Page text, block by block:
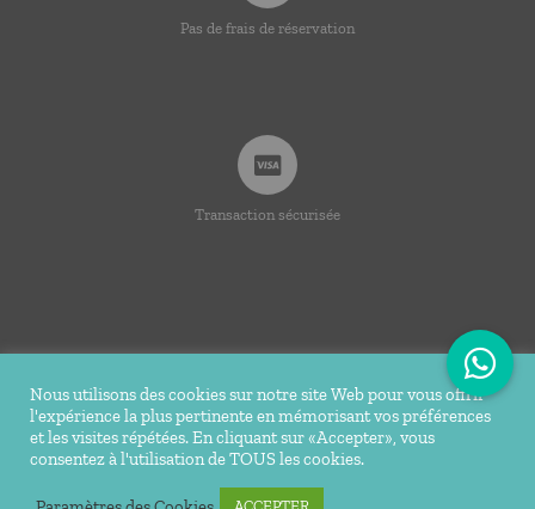
Pas de frais de réservation
Transaction sécurisée
© Copyright 2020 -2026 | Ti Bakoua | Tous droits
réservés |Mentions légales| Conception Réalisation du site
Nous utilisons des cookies sur notre site Web pour vous offrir
l'expérience la plus pertinente en mémorisant vos préférences
et les visites répétées. En cliquant sur «Accepter», vous
consentez à l'utilisation de TOUS les cookies.